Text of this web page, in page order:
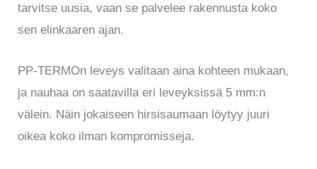
tarvitse uusia, vaan se palvelee rakennusta koko
sen elinkaaren ajan.
PP-TERMOn leveys valitaan aina kohteen mukaan,
ja nauhaa on saatavilla eri leveyksissä 5 mm:n
välein. Näin jokaiseen hirsisaumaan löytyy juuri
oikea koko ilman kompromisseja.